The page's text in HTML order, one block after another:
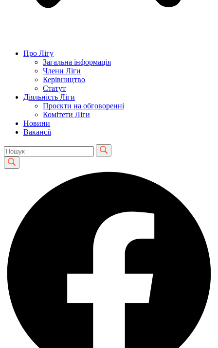
Про Лігу
Загальна інформація
Члени Ліги
Керівництво
Статут
Діяльність Ліги
Проєкти на обговоренні
Комітети Ліги
Новини
Вакансії